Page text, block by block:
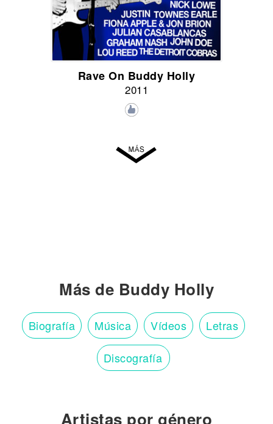
Rave On Buddy Holly
2011
Más de Buddy Holly
Biografía Música Vídeos Letras
Discografía
Artistas por género